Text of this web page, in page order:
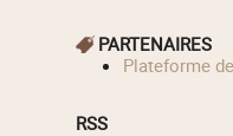
PARTENAIRES
Plateforme
RSS